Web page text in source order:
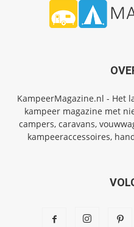
KampeerMagazine.nl - Het
kampeer magazine met
campers, caravans,
kampeeraccessoires,